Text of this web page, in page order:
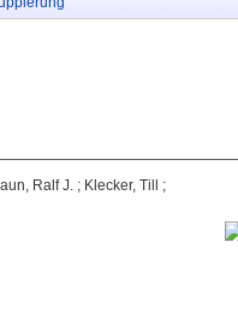
Ralf J. ; Klecker, Till
;